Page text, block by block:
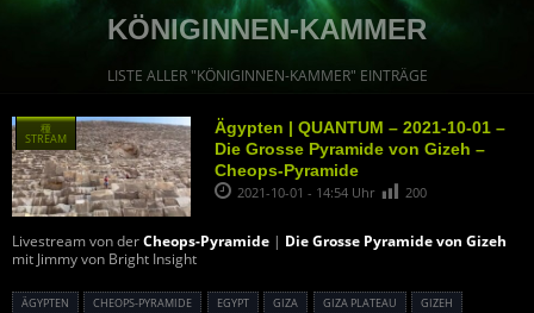
KÖNIGINNEN-KAMMER
LISTE ALLER "KÖNIGINNEN-KAMMER" EINTRÄGE
Ägypten | QUANTUM – 2021-10-01 –
Die Grosse Pyramide von Gizeh –
Cheops-Pyramide
2021-10-01 - 14:54 Uhr 200
Livestream von derCheops-Pyramide | Die Grosse Pyramide von Gizeh
mit Jimmy von Bright Insight
ÄGYPTEN CHEOPS-PYRAMIDE EGYPT GIZA GIZA PLATEAU
GIZEH
種
STREAM